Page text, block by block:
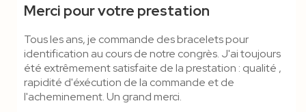
Merci pour votre prestation
Tous les ans, je commande des bracelets pour
identification au cours de notre congrès. J'ai toujours
été extrêmement satisfaite de la prestation : qualité ,
rapidité d'éxécution de la commande et de
l'acheminement. Un grand merci.